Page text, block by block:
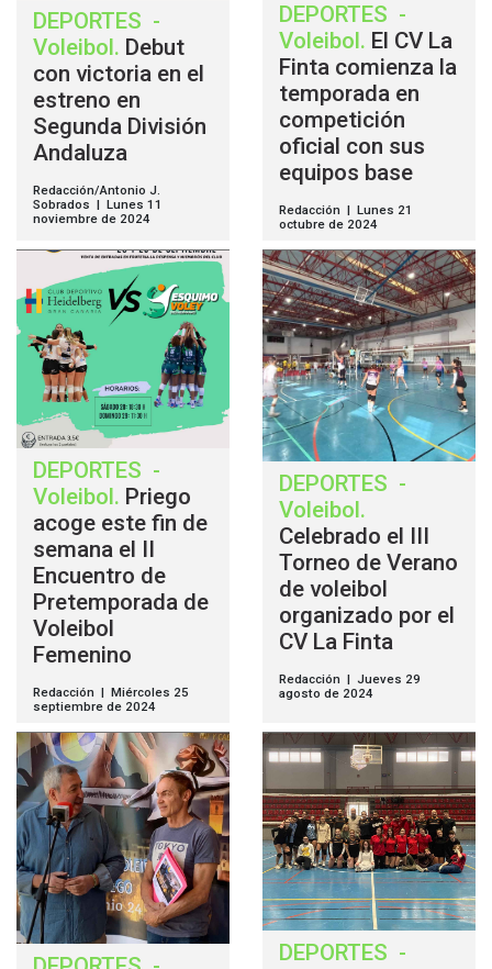
DEPORTES -
Voleibol. Debut
con victoria en el
estreno en
Segunda División
Andaluza
Redacción/Antonio J.
Sobrados | Lunes 11
noviembre de 2024
DEPORTES -
Voleibol. El CV La
Finta comienza la
temporada en
competición
oficial con sus
equipos base
Redacción | Lunes 21
octubre de 2024
DEPORTES -
Voleibol. Priego
acoge este fin de
semana el II
Encuentro de
Pretemporada de
Voleibol
Femenino
Redacción | Miércoles 25
septiembre de 2024
DEPORTES -
Voleibol.
Celebrado el III
Torneo de Verano
de voleibol
organizado por el
CV La Finta
Redacción | Jueves 29
agosto de 2024
DEPORTES -